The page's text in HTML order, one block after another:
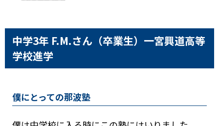
中学3年 F.M.さん（卒業生） 一宮興道高等
学校進学
僕にとっての那波塾